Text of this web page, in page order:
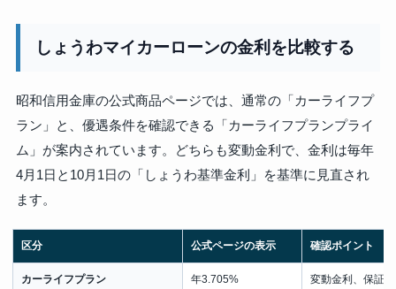
しょうわマイカーローンの金利を比較する
昭和信用金庫の公式商品ページでは、通常の「カーライフプ
ラン」と、優遇条件を確認できる「カーライフプランプライ
ム」が案内されています。どちらも変動金利で、金利は毎年
4月1日と10月1日の「しょうわ基準金利」を基準に見直され
ます。
区分 公式ページの表示 確認ポイント
カーライフプラン 年3.705% 変動金利、保証